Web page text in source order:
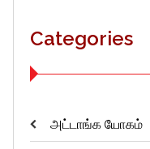
Categories
அட்டாங்க யோகம்